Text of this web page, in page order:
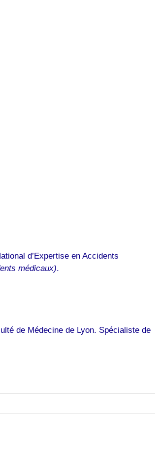
d’Expertise en Accidents
médicaux).
de Médecine de Lyon. Spécialiste de